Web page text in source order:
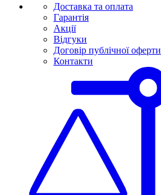
Доставка та оплата
Гарантія
Акції
Відгуки
Договір публічної оферти
Контакти